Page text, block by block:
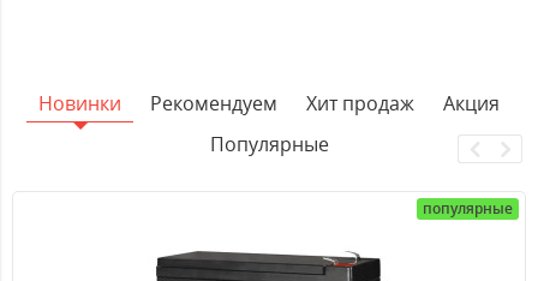
Новинки Рекомендуем Хит продаж
Акция
Популярные
популярные